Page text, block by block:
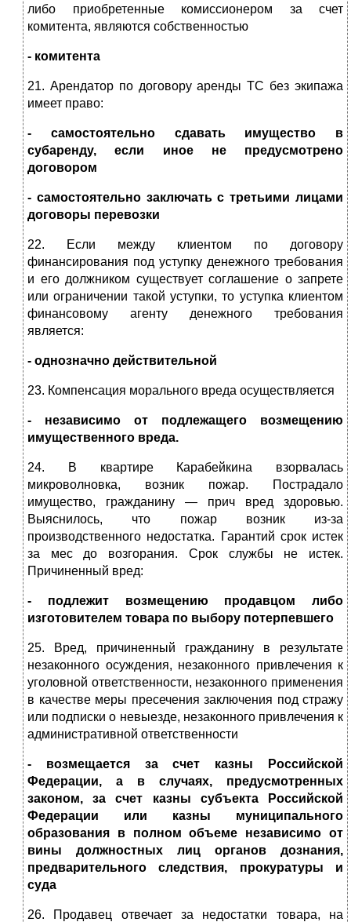
либо приобретенные комиссионером за счет
комитента, являются собственностью
- комитента
21. Арендатор по договору аренды ТС без экипажа
имеет право:
- самостоятельно сдавать имущество в
субаренду, если иное не предусмотрено
договором
- самостоятельно заключать с третьими лицами
договоры перевозки
22. Если между клиентом по договору
финансирования под уступку денежного требования
и его должником существует соглашение о запрете
или ограничении такой уступки, то уступка клиентом
финансовому агенту денежного требования
является:
- однозначно действительной
23. Компенсация морального вреда осуществляется
- независимо от подлежащего возмещению
имущественного вреда.
24. В квартире Карабейкина взорвалась
микроволновка, возник пожар. Пострадало
имущество, гражданину — прич вред здоровью.
Выяснилось, что пожар возник из-за
производственного недостатка. Гарантий срок истек
за мес до возгорания. Срок службы не истек.
Причиненный вред:
- подлежит возмещению продавцом либо
изготовителем товара по выбору потерпевшего
25. Вред, причиненный гражданину в результате
незаконного осуждения, незаконного привлечения к
уголовной ответственности, незаконного применения
в качестве меры пресечения заключения под стражу
или подписки о невыезде, незаконного привлечения к
административной ответственности
- возмещается за счет казны Российской
Федерации, а в случаях, предусмотренных
законом, за счет казны субъекта Российской
Федерации или казны муниципального
образования в полном объеме независимо от
вины должностных лиц органов дознания,
предварительного следствия, прокуратуры и
суда
26. Продавец отвечает за недостатки товара, на